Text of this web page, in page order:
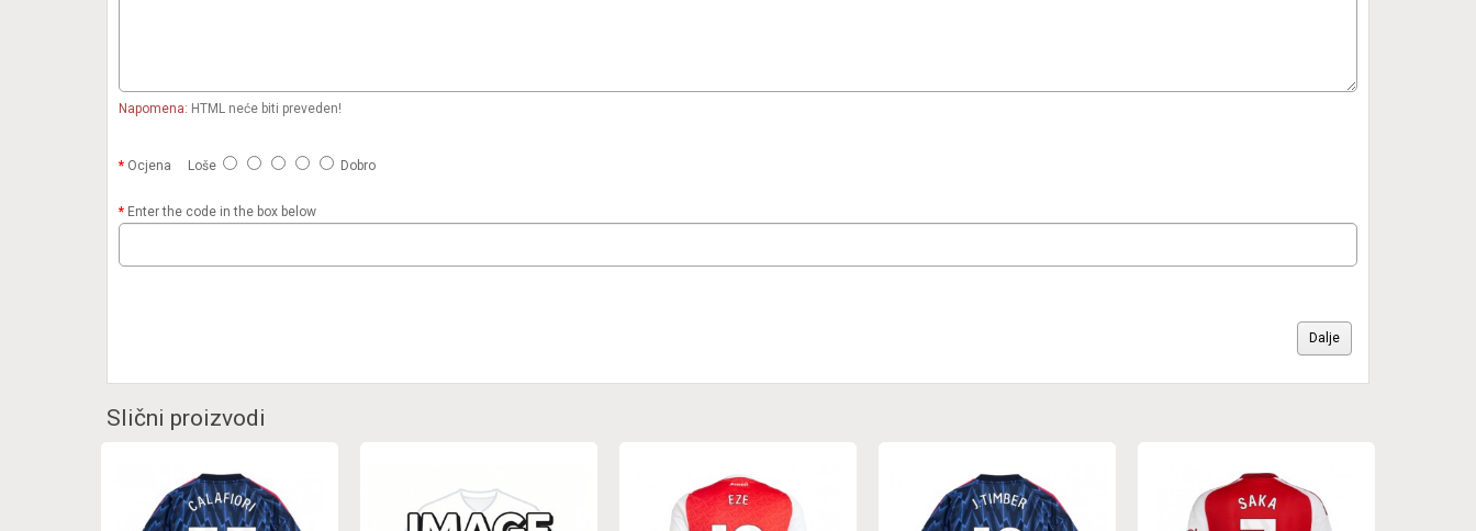
Napomena: HTML neće biti preveden!
Ocjena Loše Dobro
Enter the code in the box below
Dalje
Slični proizvodi